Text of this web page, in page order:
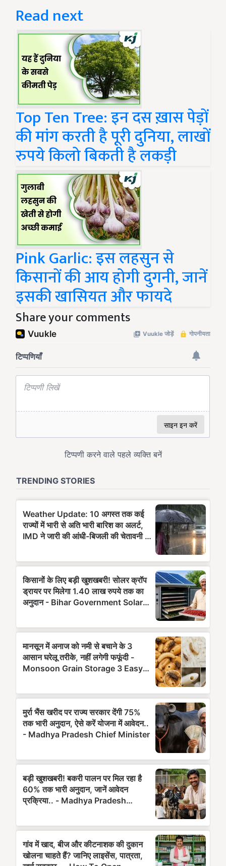
Read next
Top Ten Tree: इन दस ख़ास पेड़ों
की मांग करती है पूरी दुनिया, लाखों
रुपये किलो बिकती है लकड़ी
Pink Garlic: इस लहसुन से
किसानों की आय होगी दुगनी, जानें
इसकी खासियत और फायदे
Share your comments